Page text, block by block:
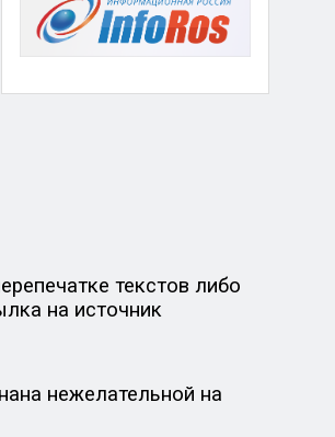
текстов либо
на источник
нежелательной на